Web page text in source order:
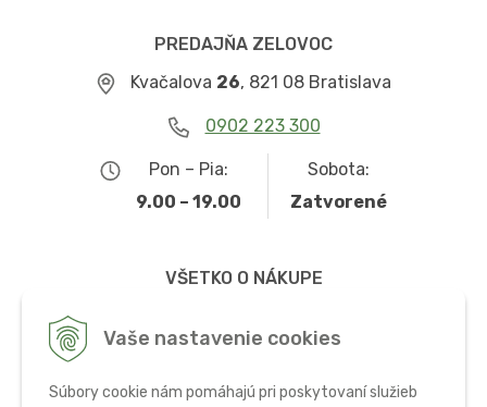
Vaše nastavenie cookies
Súbory cookie nám pomáhajú pri poskytovaní služieb
PREDAJŇA ZELOVOC
Kvačalova 26, 821 08 Bratislava
0902 223 300
Pon – Pia:
9.00 – 19.00
Sobota:
Zatvorené
VŠETKO O NÁKUPE